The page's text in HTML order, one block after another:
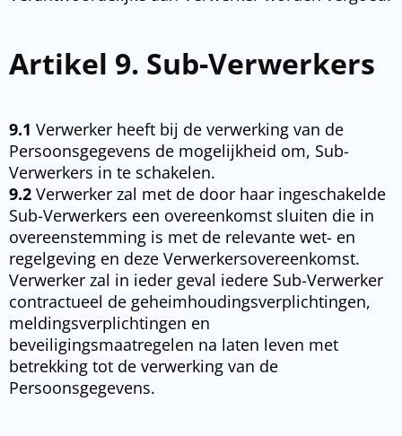
Artikel 9. Sub-Verwerkers
9.1 Verwerker heeft bij de verwerking van de
Persoonsgegevens de mogelijkheid om, Sub-
Verwerkers in te schakelen.
9.2 Verwerker zal met de door haar ingeschakelde
Sub-Verwerkers een overeenkomst sluiten die in
overeenstemming is met de relevante wet- en
regelgeving en deze Verwerkersovereenkomst.
Verwerker zal in ieder geval iedere Sub-Verwerker
contractueel de geheimhoudingsverplichtingen,
meldingsverplichtingen en
beveiligingsmaatregelen na laten leven met
betrekking tot de verwerking van de
Persoonsgegevens.